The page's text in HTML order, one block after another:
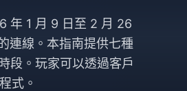
年 1 月 9 日至 2 月 26
連線。本指南提供七種
段。玩家可以透過客戶
式。